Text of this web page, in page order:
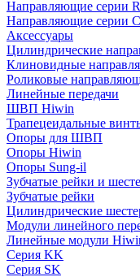
Направляющие серии
Направляющие серии
Аксессуары
Цилиндрические
Клиновидные
Роликовые
Линейные передачи
ШВП Hiwin
Трапецеидальные
Опоры для ШВП
Опоры Hiwin
Опоры Sung-il
Зубчатые рейки и
Зубчатые рейки
Цилиндрические
Модули линейного
Линейные модули
Серия KK
Серия SK